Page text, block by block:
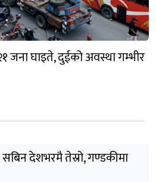
जना घाइते, दुईको अवस्था गम्भीर
सबिन देशभरमै तेस्रो, गण्डकीमा